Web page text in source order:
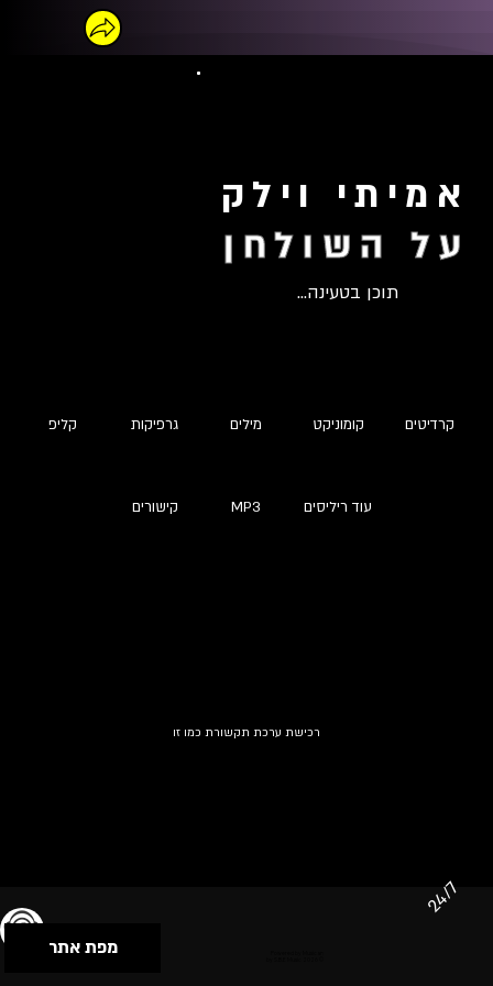
אמיתי וילק
על השולחן
תוכן בטעינה...
קליפ גרפיקות מילים קומוניקט קרדיטים
קישורים MP3 עוד ריליסים
רכישת ערכת תקשורת כמו זו
מפת אתר
24/7